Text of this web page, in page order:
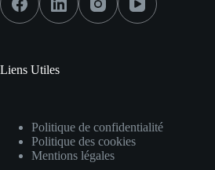
Liens Utiles
Politique de confidentialité
Politique des cookies
Mentions légales